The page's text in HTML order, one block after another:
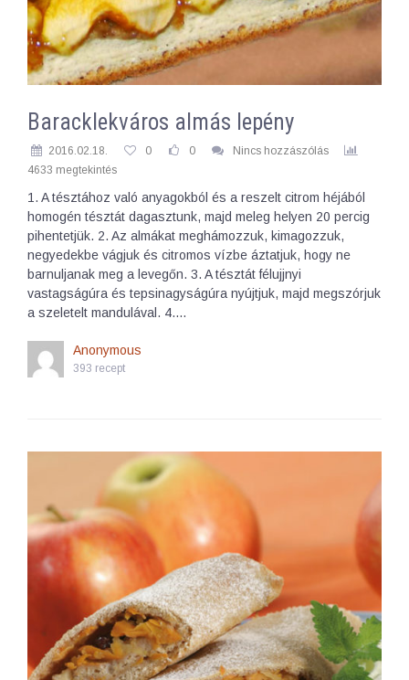
Baracklekváros almás lepény
2016.02.18. 0 0
Nincs hozzászólás
4633 megtekintés
1. A tésztához való anyagokból és a reszelt citrom héjából
homogén tésztát dagasztunk, majd meleg helyen 20 percig
pihentetjük. 2. Az almákat meghámozzuk, kimagozzuk,
negyedekbe vágjuk és citromos vízbe áztatjuk, hogy ne
barnuljanak meg a levegőn. 3. A tésztát félujjnyi
vastagságúra és tepsinagyságúra nyújtjuk, majd megszórjuk
a szeletelt mandulával. 4.…
Anonymous
393 recept